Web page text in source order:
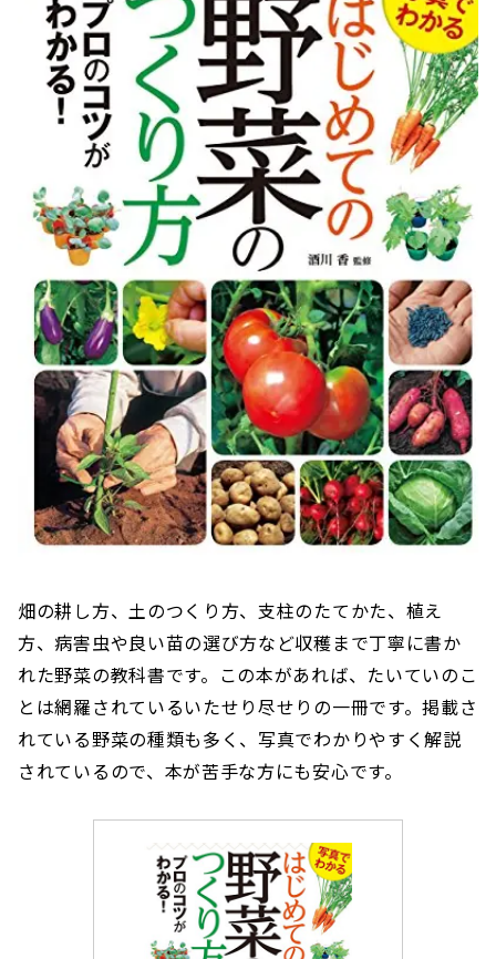
畑の耕し方、土のつくり方、支柱のたてかた、植え
方、病害虫や良い苗の選び方など収穫まで丁寧に書か
れた野菜の教科書です。この本があれば、たいていのこ
とは網羅されているいたせり尽せりの一冊です。掲載さ
れている野菜の種類も多く、​​写真でわかりやすく解説
されているので、本が苦手な方にも安心です。